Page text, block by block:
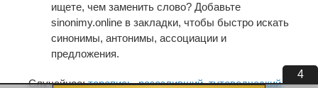
ищете, чем заменить слово? Добавьте
sinonimy.online в закладки, чтобы быстро искать
синонимы, антонимы, ассоциации и
предложения.
Случайное:торопись,разозливший,тутоводческий
4